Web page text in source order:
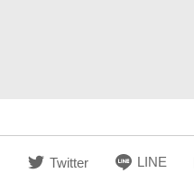
Twitter LINE